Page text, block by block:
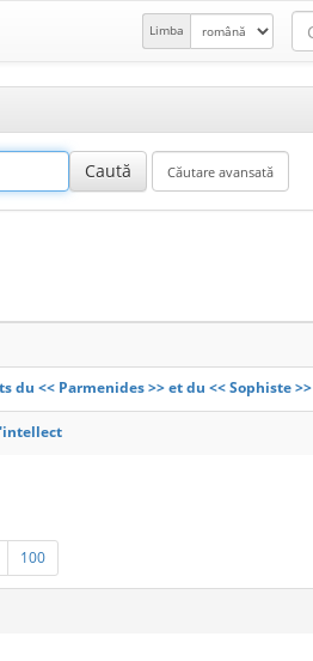
Limba
du << Parmenides >> et du << Sophiste >>
100